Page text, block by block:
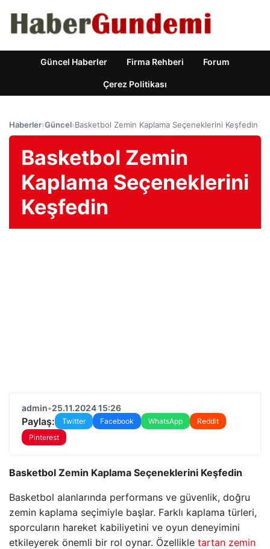
Güncel Haberler Firma Rehberi Forum
Çerez Politikası
Haberler›Güncel›Basketbol Zemin Kaplama Seçeneklerini Keşfedin
Basketbol Zemin
Kaplama Seçeneklerini
Keşfedin
admin•25.11.2024 15:26
Paylaş: Twitter Facebook WhatsApp
Reddit
Pinterest
Basketbol Zemin Kaplama Seçeneklerini Keşfedin
Basketbol alanlarında performans ve güvenlik, doğru
zemin kaplama seçimiyle başlar. Farklı kaplama türleri,
sporcuların hareket kabiliyetini ve oyun deneyimini
etkileyerek önemli bir rol oynar. Özellikle tartan zemin